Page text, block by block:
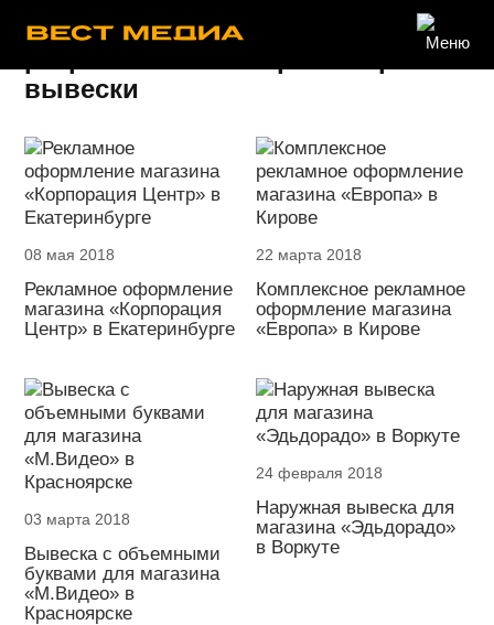
вывески
08 мая 2018
Рекламное оформление
магазина «Корпорация
Центр» в Екатеринбурге
22 марта 2018
Комплексное рекламное
оформление магазина
«Европа» в Кирове
03 марта 2018
Вывеска с объемными
буквами для магазина
«М.Видео» в
Красноярске
24 февраля 2018
Наружная вывеска для
магазина «Эдьдорадо»
в Воркуте